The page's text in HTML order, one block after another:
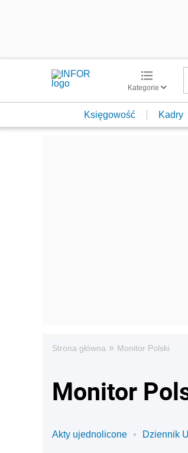
Kategorie
Księgowość Kadry
Strona główna » Monitor Polski
Monitor
Akty ujednolicone Dziennik